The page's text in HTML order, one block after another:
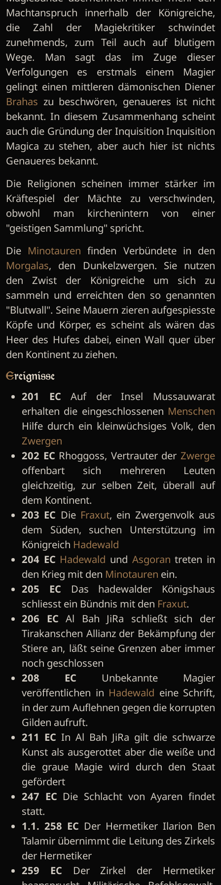
Machtanspruch innerhalb der Königreiche,
die Zahl der Magiekritiker schwindet
zunehmends, zum Teil auch auf blutigem
Wege. Man sagt das im Zuge dieser
Verfolgungen es erstmals einem Magier
gelingt einen mittleren dämonischen Diener
Brahas zu beschwören, genaueres ist nicht
bekannt. In diesem Zusammenhang scheint
auch die Gründung der Inquisition Inquisition
Magica zu stehen, aber auch hier ist nichts
Genaueres bekannt.
Die Religionen scheinen immer stärker im
Kräftespiel der Mächte zu verschwinden,
obwohl man kirchenintern von einer
"geistigen Sammlung" spricht.
Die Minotauren finden Verbündete in den
Morgalas, den Dunkelzwergen. Sie nutzen
den Zwist der Königreiche um sich zu
sammeln und erreichten den so genannten
"Blutwall". Seine Mauern zieren aufgespiesste
Köpfe und Körper, es scheint als wären das
Heer des Hufes dabei, einen Wall quer über
den Kontinent zu ziehen.
Ereignisse
201 EC Auf der Insel Mussauwarat
erhalten die eingeschlossenen Menschen
Hilfe durch ein kleinwüchsiges Volk, den
Zwergen
202 EC Rhoggoss, Vertrauter derZwerge
offenbart sich mehreren Leuten
gleichzeitig, zur selben Zeit, überall auf
dem Kontinent.
203 EC Die Fraxut, ein Zwergenvolk aus
dem Süden, suchen Unterstützung im
Königreich Hadewald
204 EC Hadewald und Asgoran treten in
den Krieg mit den Minotauren ein.
205 EC Das hadewalder Königshaus
schliesst ein Bündnis mit den Fraxut.
206 EC Al Bah JiRa schließt sich der
Tirakanschen Allianz der Bekämpfung der
Stiere an, läßt seine Grenzen aber immer
noch geschlossen
208 EC Unbekannte Magier
veröffentlichen in Hadewald eine Schrift,
in der zum Auflehnen gegen die korrupten
Gilden aufruft.
211 EC In Al Bah JiRa gilt die schwarze
Kunst als ausgerottet aber die weiße und
die graue Magie wird durch den Staat
gefördert
247 EC Die Schlacht von Ayaren findet
statt.
1.1. 258 EC Der Hermetiker Ilarion Ben
Talamir übernimmt die Leitung des Zirkels
der Hermetiker
259 EC Der Zirkel der Hermetiker